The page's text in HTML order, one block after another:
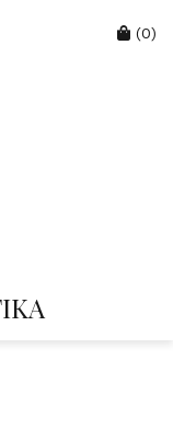
Cart
(0)